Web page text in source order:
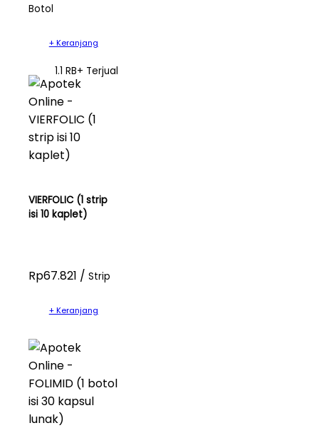
Botol
+ Keranjang
1.1 RB+ Terjual
VIERFOLIC (1 strip
isi 10 kaplet)
Rp67.821 / Strip
+ Keranjang